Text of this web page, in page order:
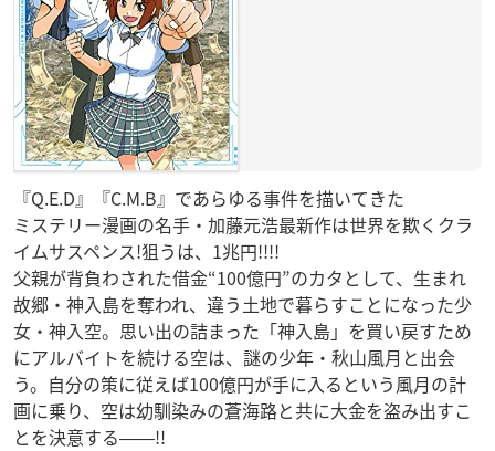
『Q.E.D』『C.M.B』であらゆる事件を描いてきた
ミステリー漫画の名手・加藤元浩最新作は世界を欺くクラ
イムサスペンス!狙うは、1兆円!!!!
父親が背負わされた借金“100億円”のカタとして、生まれ
故郷・神入島を奪われ、違う土地で暮らすことになった少
女・神入空。思い出の詰まった「神入島」を買い戻すため
にアルバイトを続ける空は、謎の少年・秋山風月と出会
う。自分の策に従えば100億円が手に入るという風月の計
画に乗り、空は幼馴染みの蒼海路と共に大金を盗み出すこ
とを決意する――!!